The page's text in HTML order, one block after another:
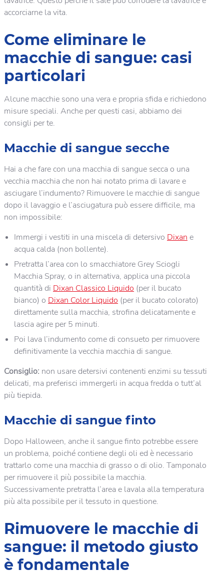
accorciarne la vita.
Come eliminare le
macchie di sangue: casi
particolari
Alcune macchie sono una vera e propria sfida e richiedono
misure speciali. Anche per questi casi, abbiamo dei
consigli per te.
Macchie di sangue secche
Hai a che fare con una macchia di sangue secca o una
vecchia macchia che non hai notato prima di lavare e
asciugare l’indumento? Rimuovere le macchie di sangue
dopo il lavaggio e l’asciugatura può essere difficile, ma
non impossibile:
Immergi i vestiti in una miscela di detersivo Dixan e
acqua calda (non bollente).
Pretratta l’area con lo smacchiatore Grey Sciogli
Macchia Spray, o in alternativa, applica una piccola
quantità di Dixan Classico Liquido (per il bucato
bianco) o Dixan Color Liquido (per il bucato colorato)
direttamente sulla macchia, strofina delicatamente e
lascia agire per 5 minuti.
Poi lava l’indumento come di consueto per rimuovere
definitivamente la vecchia macchia di sangue.
Consiglio: non usare detersivi contenenti enzimi su tessuti
delicati, ma preferisci immergerli in acqua fredda o tutt’al
più tiepida.
Macchie di sangue finto
Dopo Halloween, anche il sangue finto potrebbe essere
un problema, poiché contiene degli oli ed è necessario
trattarlo come una macchia di grasso o di olio. Tamponalo
per rimuovere il più possibile la macchia.
Successivamente pretratta l’area e lavala alla temperatura
più alta possibile per il tessuto in questione.
Rimuovere le macchie di
sangue: il metodo giusto
è fondamentale